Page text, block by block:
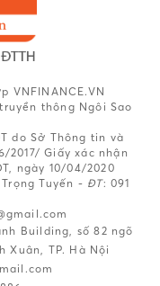
VNFINANCE.VN
thông Ngôi Sao
do Sở Thông tin và
2017/ Giấy xác nhận
ngày 10/04/2020
Tuyến - ĐT: 091
Building, số 82 ngõ
Xuân, TP. Hà Nội